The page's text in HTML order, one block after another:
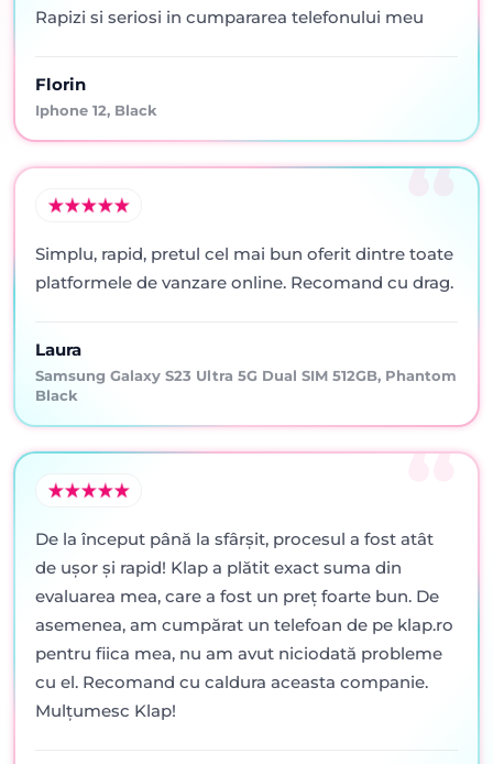
Rapizi si seriosi in cumpararea telefonului meu
Florin
Iphone 12, Black
Simplu, rapid, pretul cel mai bun oferit dintre toate
platformele de vanzare online. Recomand cu drag.
Laura
Samsung Galaxy S23 Ultra 5G Dual SIM 512GB, Phantom
Black
De la început până la sfârșit, procesul a fost atât
de ușor și rapid! Klap a plătit exact suma din
evaluarea mea, care a fost un preț foarte bun. De
asemenea, am cumpărat un telefoan de pe klap.ro
pentru fiica mea, nu am avut niciodată probleme
cu el. Recomand cu caldura aceasta companie.
Mulțumesc Klap!